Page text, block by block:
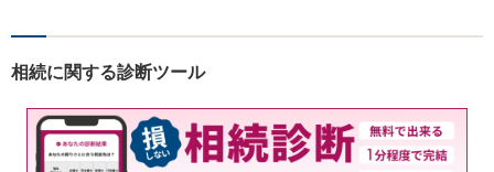
相続に関する診断ツール